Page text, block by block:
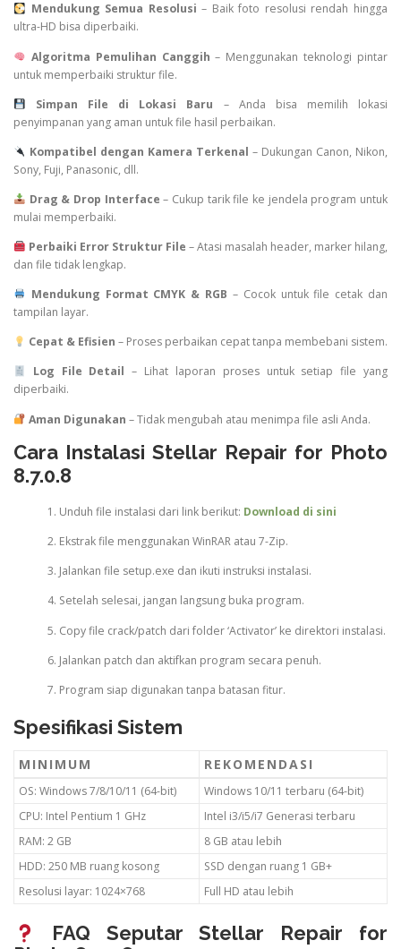
Mendukung Semua Resolusi – Baik foto resolusi rendah hingga
ultra-HD bisa diperbaiki.
Algoritma Pemulihan Canggih – Menggunakan teknologi pintar
untuk memperbaiki struktur file.
Simpan File di Lokasi Baru – Anda bisa memilih lokasi
penyimpanan yang aman untuk file hasil perbaikan.
Kompatibel dengan Kamera Terkenal – Dukungan Canon, Nikon,
Sony, Fuji, Panasonic, dll.
Drag & Drop Interface – Cukup tarik file ke jendela program untuk
mulai memperbaiki.
Perbaiki Error Struktur File – Atasi masalah header, marker hilang,
dan file tidak lengkap.
Mendukung Format CMYK & RGB – Cocok untuk file cetak dan
tampilan layar.
Cepat & Efisien – Proses perbaikan cepat tanpa membebani sistem.
Log File Detail – Lihat laporan proses untuk setiap file yang
diperbaiki.
Aman Digunakan – Tidak mengubah atau menimpa file asli Anda.
Cara Instalasi Stellar Repair for Photo
8.7.0.8
Unduh file instalasi dari link berikut: Download di sini
Ekstrak file menggunakan WinRAR atau 7-Zip.
Jalankan file setup.exe dan ikuti instruksi instalasi.
Setelah selesai, jangan langsung buka program.
Copy file crack/patch dari folder ‘Activator’ ke direktori instalasi.
Jalankan patch dan aktifkan program secara penuh.
Program siap digunakan tanpa batasan fitur.
Spesifikasi Sistem
MINIMUM REKOMENDASI
OS: Windows 7/8/10/11 (64-bit)
Windows 10/11 terbaru (64-bit)
CPU: Intel Pentium 1 GHz
Intel i3/i5/i7 Generasi terbaru
RAM: 2 GB
8 GB atau lebih
HDD: 250 MB ruang kosong
SSD dengan ruang 1 GB+
Resolusi layar: 1024×768
Full HD atau lebih
FAQ Seputar Stellar Repair for